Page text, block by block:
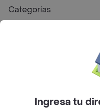
Categorías
Ingresa tu